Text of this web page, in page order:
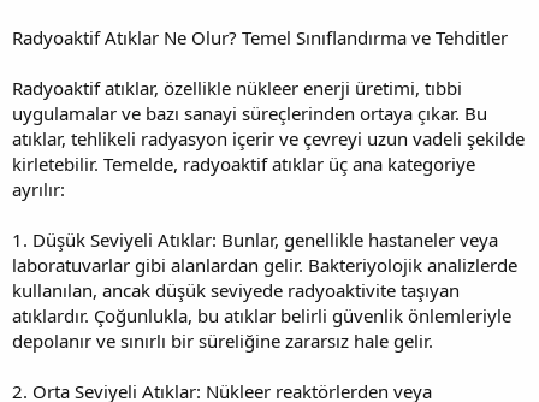
Radyoaktif Atıklar Ne Olur? Temel Sınıflandırma ve Tehditler
Radyoaktif atıklar, özellikle nükleer enerji üretimi, tıbbi
uygulamalar ve bazı sanayi süreçlerinden ortaya çıkar. Bu
atıklar, tehlikeli radyasyon içerir ve çevreyi uzun vadeli şekilde
kirletebilir. Temelde, radyoaktif atıklar üç ana kategoriye
ayrılır:
1. Düşük Seviyeli Atıklar: Bunlar, genellikle hastaneler veya
laboratuvarlar gibi alanlardan gelir. Bakteriyolojik analizlerde
kullanılan, ancak düşük seviyede radyoaktivite taşıyan
atıklardır. Çoğunlukla, bu atıklar belirli güvenlik önlemleriyle
depolanır ve sınırlı bir süreliğine zararsız hale gelir.
2. Orta Seviyeli Atıklar: Nükleer reaktörlerden veya